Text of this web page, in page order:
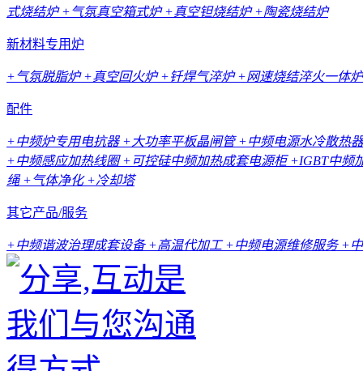
式烧结炉+气氛真空箱式炉+真空钽烧结炉+陶瓷烧结炉
新材料专用炉
+气氛脱脂炉+真空回火炉+钎焊气淬炉+网速烧结淬火一体炉
配件
+中频炉专用电抗器 +大功率平板晶闸管+中频电源水冷散热
+中频感应加热线圈+可控硅中频加热成套电源柜+IGBT中频
绳 +气体净化+冷却塔
其它产品/服务
+中频谐波治理成套设备 +高温代加工+中频电源维修服务 +